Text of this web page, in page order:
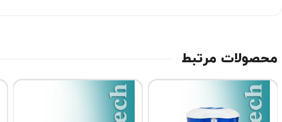
محصولات مرتبط